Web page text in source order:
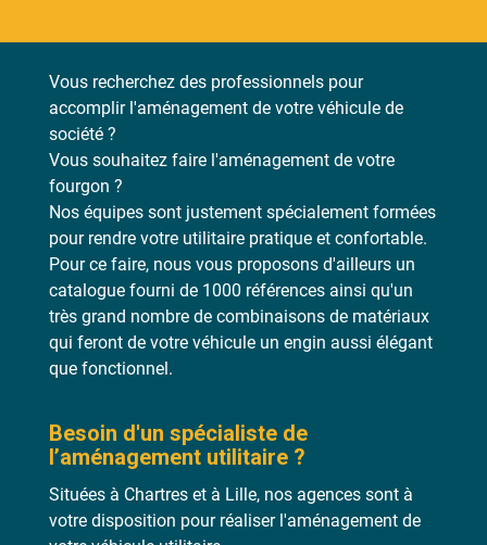
Vous recherchez des professionnels pour
accomplir l'aménagement de votre véhicule de
société ?
Vous souhaitez faire l'aménagement de votre
fourgon ?
Nos équipes sont justement spécialement formées
pour rendre votre utilitaire pratique et confortable.
Pour ce faire, nous vous proposons d'ailleurs un
catalogue fourni de 1000 références ainsi qu'un
très grand nombre de combinaisons de matériaux
qui feront de votre véhicule un engin aussi élégant
que fonctionnel.
Besoin d'un spécialiste de
l’aménagement utilitaire ?
Situées à Chartres et à Lille, nos agences sont à
votre disposition pour réaliser l'aménagement de